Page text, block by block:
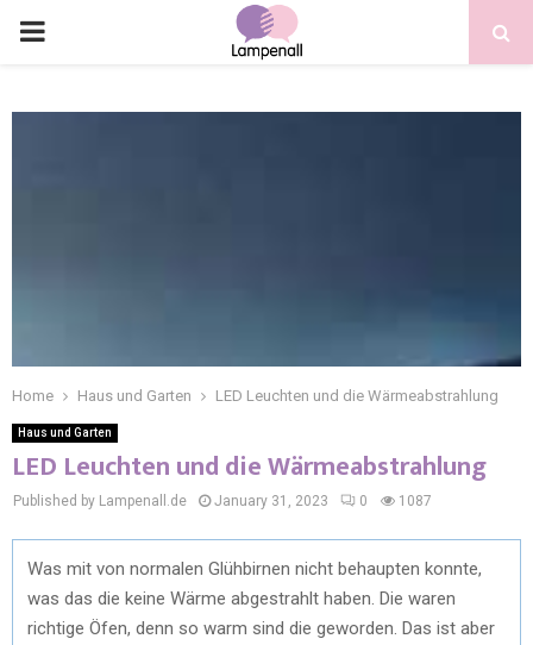
Home Haus und Garten LED Leuchten und die Wärmeabstrahlung
Haus und Garten
LED Leuchten und die Wärmeabstrahlung
Published by Lampenall.de January 31, 2023 0 1087
Was mit von normalen Glühbirnen nicht behaupten konnte,
was das die keine Wärme abgestrahlt haben. Die waren
richtige Öfen, denn so warm sind die geworden. Das ist aber